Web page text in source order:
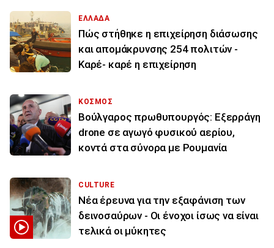
ΕΛΛΑΔΑ
Πώς στήθηκε η επιχείρηση διάσωσης
και απομάκρυνσης 254 πολιτών -
Καρέ- καρέ η επιχείρηση
ΚΟΣΜΟΣ
Βούλγαρος πρωθυπουργός: Εξερράγη
drone σε αγωγό φυσικού αερίου,
κοντά στα σύνορα με Ρουμανία
CULTURE
Νέα έρευνα για την εξαφάνιση των
δεινοσαύρων - Οι ένοχοι ίσως να είναι
τελικά οι μύκητες